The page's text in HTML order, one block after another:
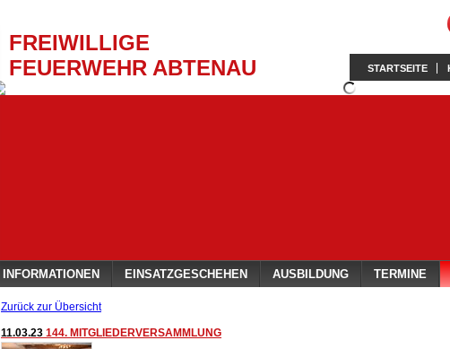
FREIWILLIGE
FEUERWEHR ABTENAU
STARTSEITE
INFORMATIONEN EINSATZGESCHEHEN AUSBILDUNG TERMINE
Zurück zur Übersicht
11.03.23 144. MITGLIEDERVERSAMMLUNG